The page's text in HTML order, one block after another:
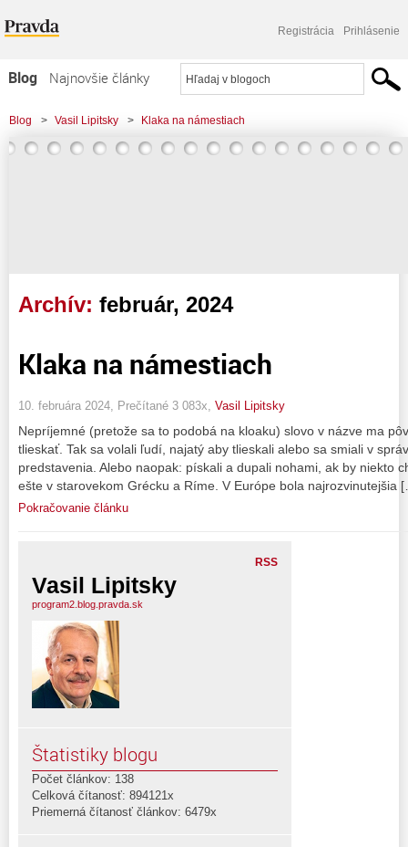
Registrácia Prihlásenie
Blog
Najnovšie články
Najčítanejšie články
Najkomentovanejšie články
Blog > Vasil Lipitsky > Klaka na námestiach
Archív: február, 2024
Klaka na námestiach
10. februára 2024, Prečítané 3 083x, Vasil Lipitsky
Nepríjemné (pretože sa to podobá na kloaku) slovo v názve ma
tlieskať. Tak sa volali ľudí, najatý aby tlieskali alebo sa smiali v
predstavenia. Alebo naopak: pískali a dupali nohami, ak by niekto
ešte v starovekom Grécku a Ríme. V Európe bola najrozvinutejšia
Pokračovanie článku
RSS
Vasil Lipitsky
program2.blog.pravda.sk
Štatistiky blogu
Počet článkov: 138
Celková čítanosť: 894121x
Priemerná čítanosť článkov: 6479x